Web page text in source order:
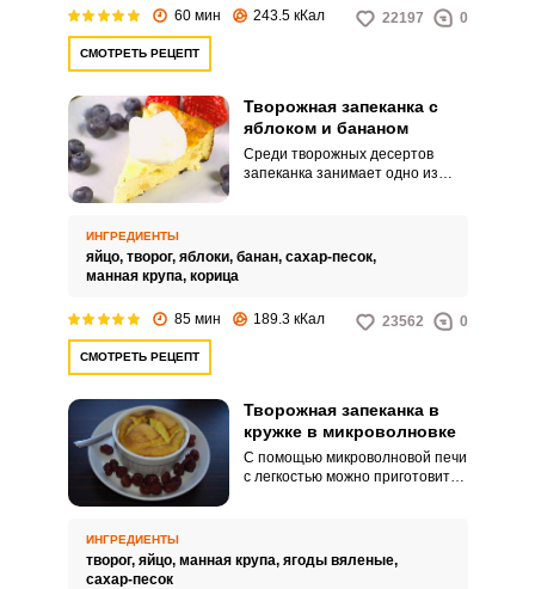
60 мин 243.5 кКал 22197 0
СМОТРЕТЬ РЕЦЕПТ
Творожная запеканка с
яблоком и бананом
Среди творожных десертов
запеканка занимает одно из
нашего организма.
ИНГРЕДИЕНТЫ
яйцо, творог, яблоки, банан, сахар-песок,
манная крупа, корица
85 мин 189.3 кКал 23562 0
СМОТРЕТЬ РЕЦЕПТ
Творожная запеканка в
кружке в микроволновке
С помощью микроволновой печи
с легкостью можно приготовить
кружки или креманки.
Приготовить такой десерт по
ИНГРЕДИЕНТЫ
творог, яйцо, манная крупа, ягоды вяленые,
сахар-песок